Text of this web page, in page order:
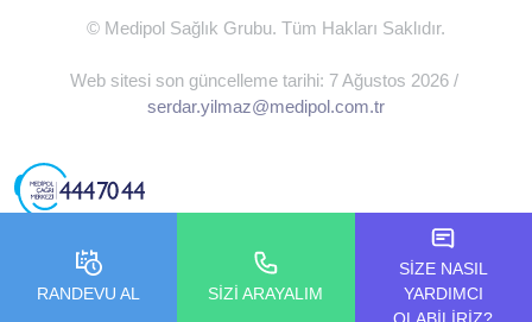
© Medipol Sağlık Grubu. Tüm Hakları Saklıdır.
Web sitesi son güncelleme tarihi: 7 Ağustos 2026 /
serdar.yilmaz@medipol.com.tr
RANDEVU AL SİZİ ARAYALIM
SİZE NASIL
YARDIMCI